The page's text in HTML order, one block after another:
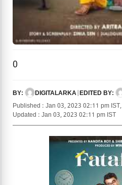
0
BY: DIGITALARKA EDITED BY:
Published : Jan 03, 2023 02:11 pm IST,
Updated : Jan 03, 2023 02:11 pm IST